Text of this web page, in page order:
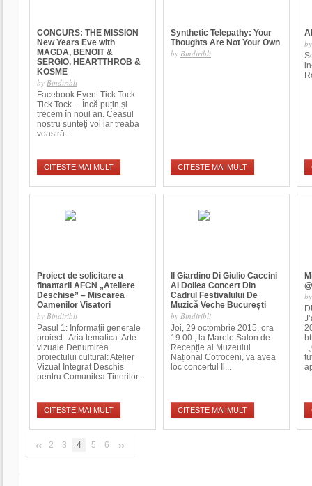
CONCURS: THE MISSION
New Years Eve with
MAGDA, BENOIT &
SERGIO, HEARTTHROB &
KOSME
by Bindiribli
Facebook Event Tick Tock
Tick Tock… Încă puțin și
trecem în noul an. Ceasul
nostru sunteți voi iar treaba
voastră...
CITESTE MAI MULT
Synthetic Telepathy: Your
Thoughts Are Not Your Own
by Bindiribli
CITESTE MAI MULT
Proiect de solicitare a
finantarii AFCN „Ateliere
Deschise” – Miscarea
Oamenilor Visatori
by Bindiribli
Pasul 1: Informaţii generale
proiect Aria tematica: Arte
vizuale Denumirea
proiectului cultural: Atelier
Vizual Integrat Deschis
pentru Comunitea Tinerilor...
CITESTE MAI MULT
Il Giardino Di Giulio Caccini
Al Doilea Concert Din
Cadrul Festivalului De
Muzică Veche București
by Bindiribli
Joi, 29 octombrie 2015, ora
19.00 , la Marele Salon de
Recepție al Muzeului
Național Cotroceni, va avea
loc concertul Il...
CITESTE MAI MULT
« 2 3 4 5 6 »